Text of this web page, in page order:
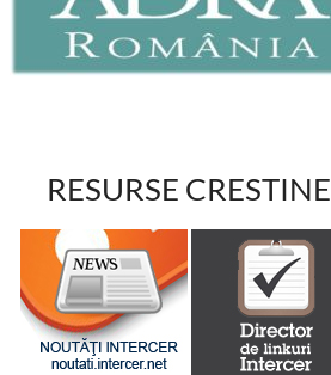
RESURSE CRESTINE